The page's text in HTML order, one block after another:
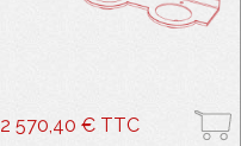
2 570,40 € TTC